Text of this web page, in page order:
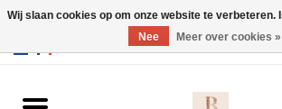
Wij slaan cookies op om onze website te verbeteren.
Nee
Meer over cookies »
Webshop werkt met EU